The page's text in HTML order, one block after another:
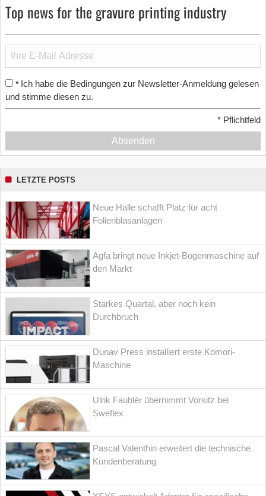
Top news for the gravure printing industry
* Ich habe die Bedingungen zur Newsletter-Anmeldung gelesen
und stimme diesen zu.
* Pflichtfeld
Absenden
LETZTE POSTS
Neue Halle schafft Platz für acht
Folienblasanlagen
Agfa bringt neue Inkjet-Bogenmaschine auf
den Markt
Starkes Quartal, aber noch kein
Durchbruch
Dunav Press installiert erste Komori-
Maschine
Ulrik Fauhlér übernimmt Vorsitz bei
Sweflex
Pascal Valenthin erweitert die technische
Kundenberatung